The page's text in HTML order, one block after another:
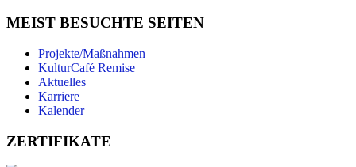
MEIST BESUCHTE SEITEN
Projekte/Maßnahmen
KulturCafé Remise
Aktuelles
Karriere
Kalender
ZERTIFIKATE